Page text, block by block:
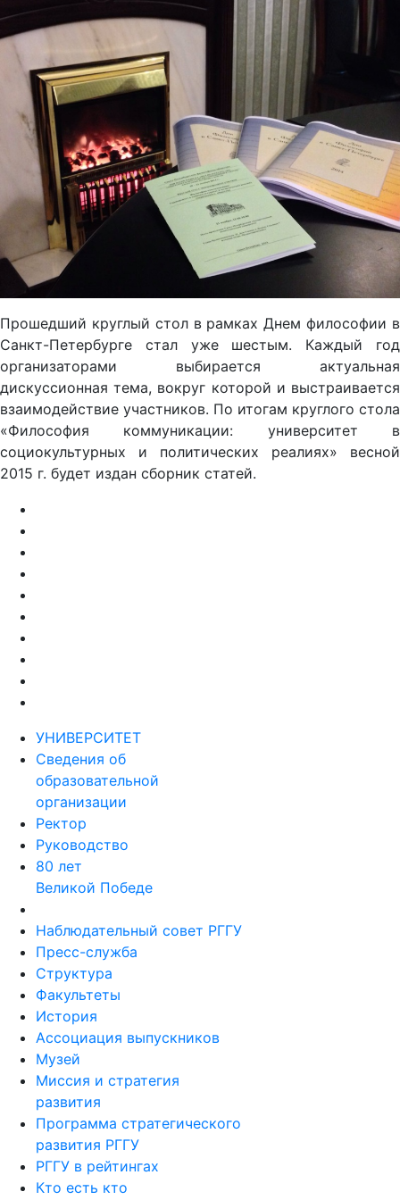
Прошедший круглый стол в рамках Днем философии в
Санкт-Петербурге стал уже шестым. Каждый год
организаторами выбирается актуальная
дискуссионная тема, вокруг которой и выстраивается
взаимодействие участников. По итогам круглого стола
«Философия коммуникации: университет в
социокультурных и политических реалиях» весной
2015 г. будет издан сборник статей.
УНИВЕРСИТЕТ
Сведения об
образовательной
организации
Ректор
Руководство
80 лет
Великой Победе
Наблюдательный совет РГГУ
Пресс-служба
Структура
Факультеты
История
Ассоциация выпускников
Музей
Миссия и стратегия
развития
Программа стратегического
развития РГГУ
РГГУ в рейтингах
Кто есть кто